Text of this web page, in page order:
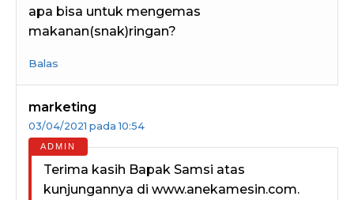
apa bisa untuk mengemas
makanan(snak)ringan?
Balas
marketing
03/04/2021 pada 10:54
Terima kasih Bapak Samsi atas
kunjungannya di www.anekamesin.com.